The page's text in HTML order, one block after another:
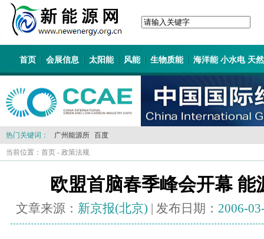
首页 会展信息 太阳能 风能 生物质能 海洋能 小水电 天
热门关键词： 广州能源所 百度
当前位置： 首页 - 政策法规
欧盟首脑春季峰会开幕 能
文章来源： 新京报(北京) | 发布日期： 2006-